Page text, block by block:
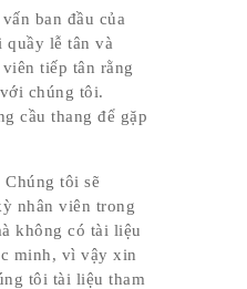
ban đầu của
quầy lễ tân và
tiếp tân rằng
chúng tôi.
cầu thang để gặp
Chúng tôi sẽ
nhân viên trong
không có tài liệu
minh, vì vậy xin
tôi tài liệu tham